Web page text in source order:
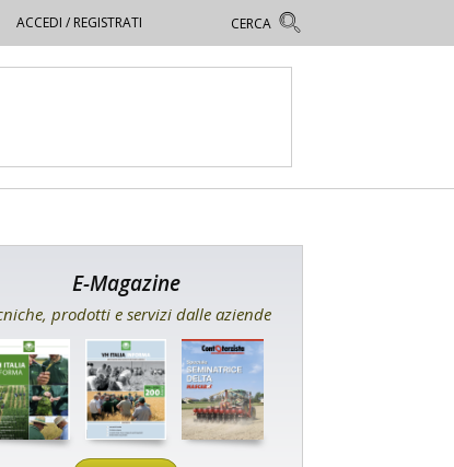
ACCEDI / REGISTRATI
E-Magazine
prodotti e servizi dalle aziende